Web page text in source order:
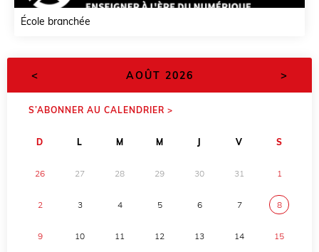
École branchée
< AOÛT 2026 >
S’ABONNER AU CALENDRIER >
D L M M V S
26 27 28 29 30 31 1
2 3 4 5 6 7 8
9 10 11 12 13 14 15